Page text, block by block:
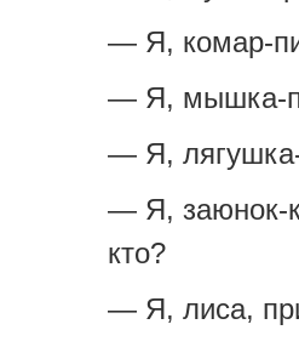
— Я, комар-
— Я, мышка-
— Я,
— Я, заюнок-
кто?
— Я, лиса,